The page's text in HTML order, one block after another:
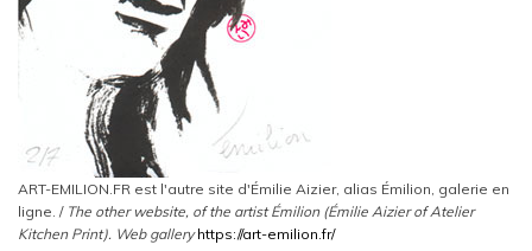
ART-EMILION.FR est l'autre site d'Émilie Aizier, alias Émilion, galerie en
ligne. / The other website, of the artist Émilion (Émilie Aizier of Atelier
Kitchen Print). Web gallery https://art-emilion.fr/